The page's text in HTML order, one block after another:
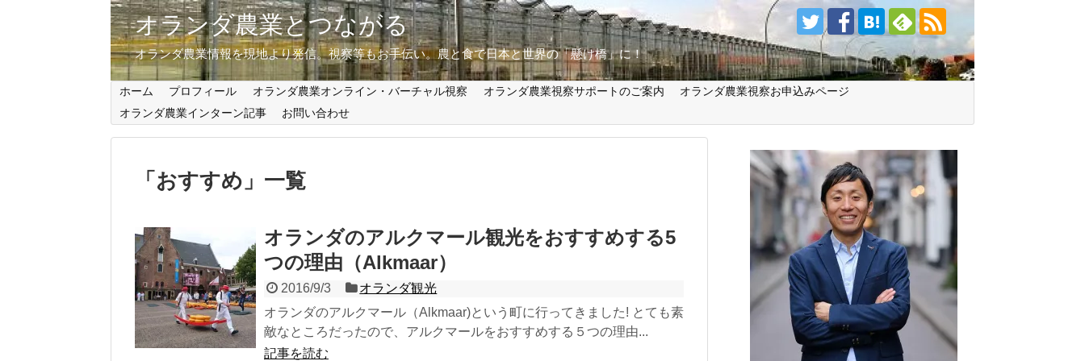
オランダ農業とつながる
オランダ農業情報を現地より発信。視察等もお手伝い。農と食で日本と世界の「懸け橋」に！
ホーム プロフィール オランダ農業オンライン・バーチャル視察 オランダ農業視察サポートのご案内
オランダ農業視察お申込みページ
オランダ農業インターン記事
お問い合わせ
「 おすすめ 」 一覧
オランダのアルクマール観光をおすすめする5
つの理由（Alkmaar）
2016/9/3
オランダ観光
オランダのアルクマール（Alkmaar)という町に行ってきました! とても素
敵なところだったので、アルクマールをおすすめする５つの理由...
記事を読む